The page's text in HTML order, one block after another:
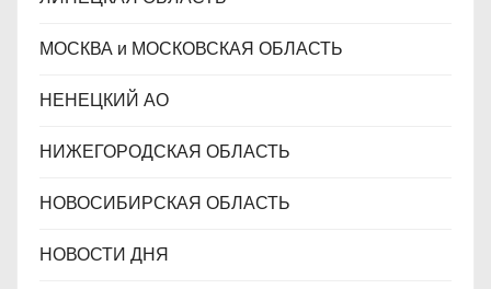
МОСКВА и МОСКОВСКАЯ ОБЛАСТЬ
НЕНЕЦКИЙ АО
НИЖЕГОРОДСКАЯ ОБЛАСТЬ
НОВОСИБИРСКАЯ ОБЛАСТЬ
НОВОСТИ ДНЯ